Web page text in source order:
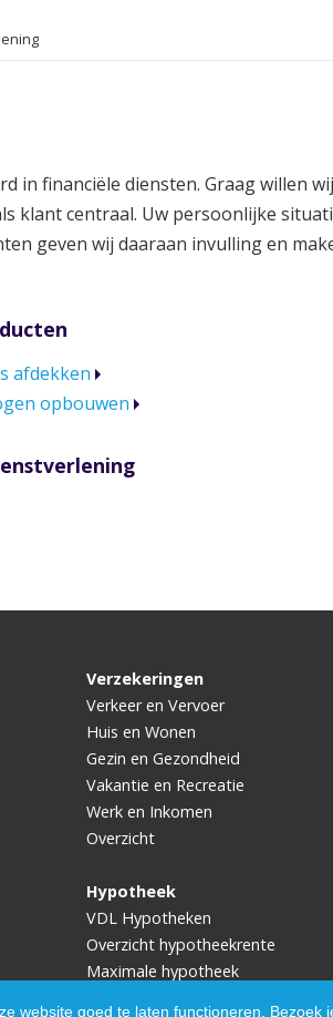
website goed te laten functioneren.
in financiële diensten. Graag willen
klant centraal. Uw persoonlijke
geven wij daaraan invulling en
afdekken
opbouwen
Verzekeringen
Verkeer en Vervoer
Huis en Wonen
Gezin en Gezondheid
Vakantie en Recreatie
Werk en Inkomen
Overzicht
Hypotheek
VDL Hypotheken
Overzicht hypotheekrente
Maximale hypotheek